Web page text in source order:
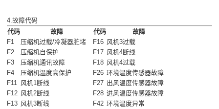
4.故障代码
代码
故障 代码
故障
F1
压缩机过载/冷凝器脏堵 F16 风机3过载
F2
压缩机自保护 F17 风机4断线
F3
压缩机通讯故障 F18 风机4过载
F4
压缩机温度高保护 F26 环境温度传感器故障
F11
风机1断线 F27 出风温度传感器故障
F12 风机2断线 F28 进风温度传感器故障
F13 风机3断线 F42 环境温度异常